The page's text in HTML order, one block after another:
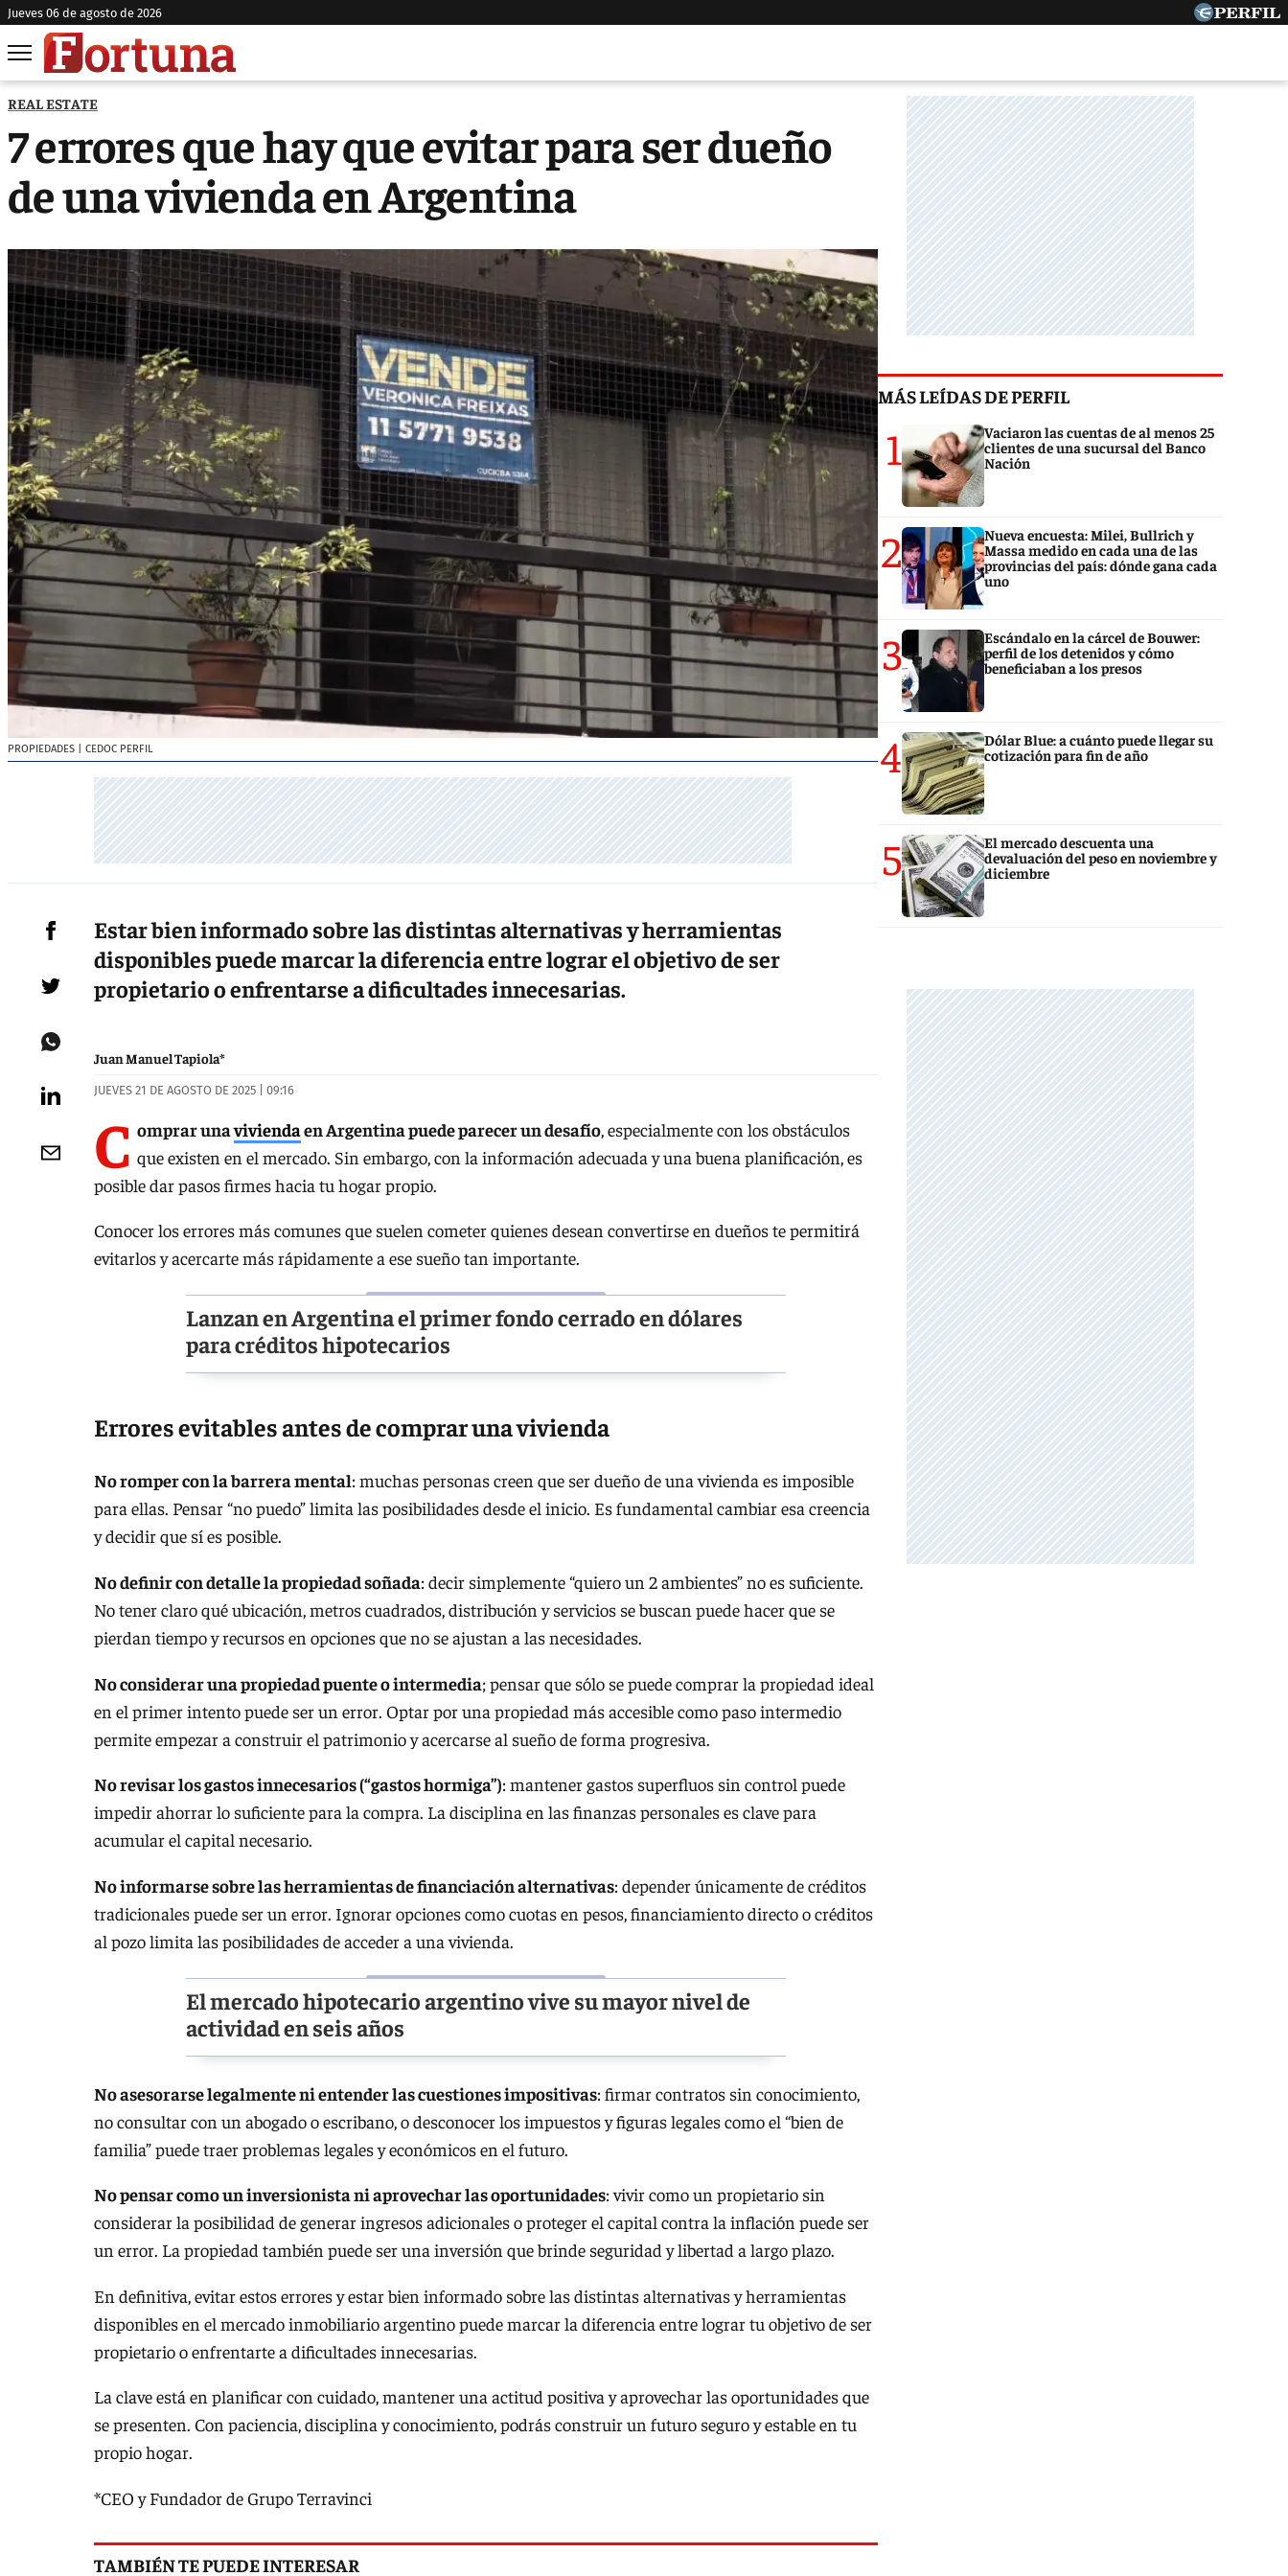
jueves 06 de agosto de 2026
REAL ESTATE
7 errores que hay que evitar para ser dueño
de una vivienda en Argentina
PROPIEDADES | CEDOC PERFIL
Estar bien informado sobre las distintas alternativas y herramientas
disponibles puede marcar la diferencia entre lograr el objetivo de ser
propietario o enfrentarse a dificultades innecesarias.
Juan Manuel Tapiola*
JUEVES 21 DE AGOSTO DE 2025 | 09:16
C omprar unaviviendaen Argentina puede parecer un desafío, especialmente con los obstáculos
que existen en el mercado. Sin embargo, con la información adecuada y una buena planificación, es
posible dar pasos firmes hacia tu hogar propio.
Conocer los errores más comunes que suelen cometer quienes desean convertirse en dueños te permitirá
evitarlos y acercarte más rápidamente a ese sueño tan importante.
Lanzan en Argentina el primer fondo cerrado en dólares
para créditos hipotecarios
Errores evitables antes de comprar una vivienda
No romper con la barrera mental: muchas personas creen que ser dueño de una vivienda es imposible
para ellas. Pensar “no puedo” limita las posibilidades desde el inicio. Es fundamental cambiar esa creencia
y decidir que sí es posible.
No definir con detalle la propiedad soñada: decir simplemente “quiero un 2 ambientes” no es suficiente.
No tener claro qué ubicación, metros cuadrados, distribución y servicios se buscan puede hacer que se
pierdan tiempo y recursos en opciones que no se ajustan a las necesidades.
No considerar una propiedad puente o intermedia; pensar que sólo se puede comprar la propiedad ideal
en el primer intento puede ser un error. Optar por una propiedad más accesible como paso intermedio
permite empezar a construir el patrimonio y acercarse al sueño de forma progresiva.
No revisar los gastos innecesarios (“gastos hormiga”): mantener gastos superfluos sin control puede
impedir ahorrar lo suficiente para la compra. La disciplina en las finanzas personales es clave para
acumular el capital necesario.
No informarse sobre las herramientas de financiación alternativas: depender únicamente de créditos
tradicionales puede ser un error. Ignorar opciones como cuotas en pesos, financiamiento directo o créditos
al pozo limita las posibilidades de acceder a una vivienda.
El mercado hipotecario argentino vive su mayor nivel de
actividad en seis años
No asesorarse legalmente ni entender las cuestiones impositivas: firmar contratos sin conocimiento,
no consultar con un abogado o escribano, o desconocer los impuestos y figuras legales como el “bien de
familia” puede traer problemas legales y económicos en el futuro.
No pensar como un inversionista ni aprovechar las oportunidades: vivir como un propietario sin
considerar la posibilidad de generar ingresos adicionales o proteger el capital contra la inflación puede ser
un error. La propiedad también puede ser una inversión que brinde seguridad y libertad a largo plazo.
En definitiva, evitar estos errores y estar bien informado sobre las distintas alternativas y herramientas
disponibles en el mercado inmobiliario argentino puede marcar la diferencia entre lograr tu objetivo de ser
propietario o enfrentarte a dificultades innecesarias.
La clave está en planificar con cuidado, mantener una actitud positiva y aprovechar las oportunidades que
se presenten. Con paciencia, disciplina y conocimiento, podrás construir un futuro seguro y estable en tu
propio hogar.
*CEO y Fundador de Grupo Terravinci
TAMBIÉN TE PUEDE INTERESAR
MÁS LEÍDAS DE PERFIL
1
Vaciaron las cuentas de al menos 25
clientes de una sucursal del Banco
Nación
2
Nueva encuesta: Milei, Bullrich y
Massa medido en cada una de las
provincias del país: dónde gana cada
uno
3
Escándalo en la cárcel de Bouwer:
perfil de los detenidos y cómo
beneficiaban a los presos
4
Dólar Blue: a cuánto puede llegar su
cotización para fin de año
5
El mercado descuenta una
devaluación del peso en noviembre y
diciembre